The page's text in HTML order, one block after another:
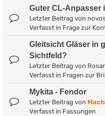
Guter CL-Anpasser
Letzter Beitrag von
Verfasst in Frage zur
Gleitsicht Gläser in
Sichtfeld?
Letzter Beitrag von
Verfasst in Fragen zur
Mykita - Fendor
Letzter Beitrag von
Verfasst in Fassungen